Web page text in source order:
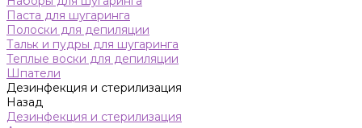
Паста для шугаринга
Полоски для депиляции
Тальк и пудры для шугаринга
Теплые воски для депиляции
Шпатели
Дезинфекция и стерилизация
Назад
Дезинфекция и стерилизация